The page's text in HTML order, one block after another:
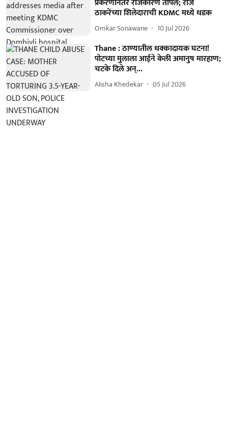
प्रकरणानंतर राजकारण तापलं; राज
ठाकरेंच्या शिलेदाराची KDMC मध्ये धडक
Omkar Sonawane 10 Jul 2026
Thane : ठाण्यातील धक्कादायक घटना!
पोटच्या मुलाला आईने केली अमानुष मारहाण;
चटके दिले अन्...
Alisha Khedekar 05 Jul 2026